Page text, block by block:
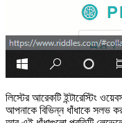
লিস্টের আরেকটি ইন্টারেস্টিং
আপনাকে বিভিন্ন ধাঁধাকে সলভ